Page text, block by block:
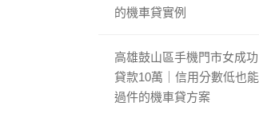
的機車貸實例
高雄鼓山區手機門市女成功
貸款10萬｜信用分數低也能
過件的機車貸方案